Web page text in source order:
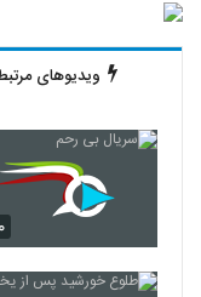
ویدیوهای